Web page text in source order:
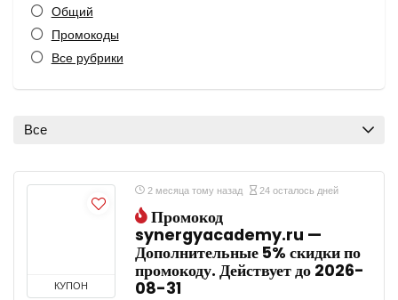
Общий
Промокоды
Все рубрики
Все
КУПОН
2 месяца тому назад 24 осталось дней
Промокод
synergyacademy.ru —
Дополнительные 5% скидки по
промокоду. Действует до 2026-
08-31